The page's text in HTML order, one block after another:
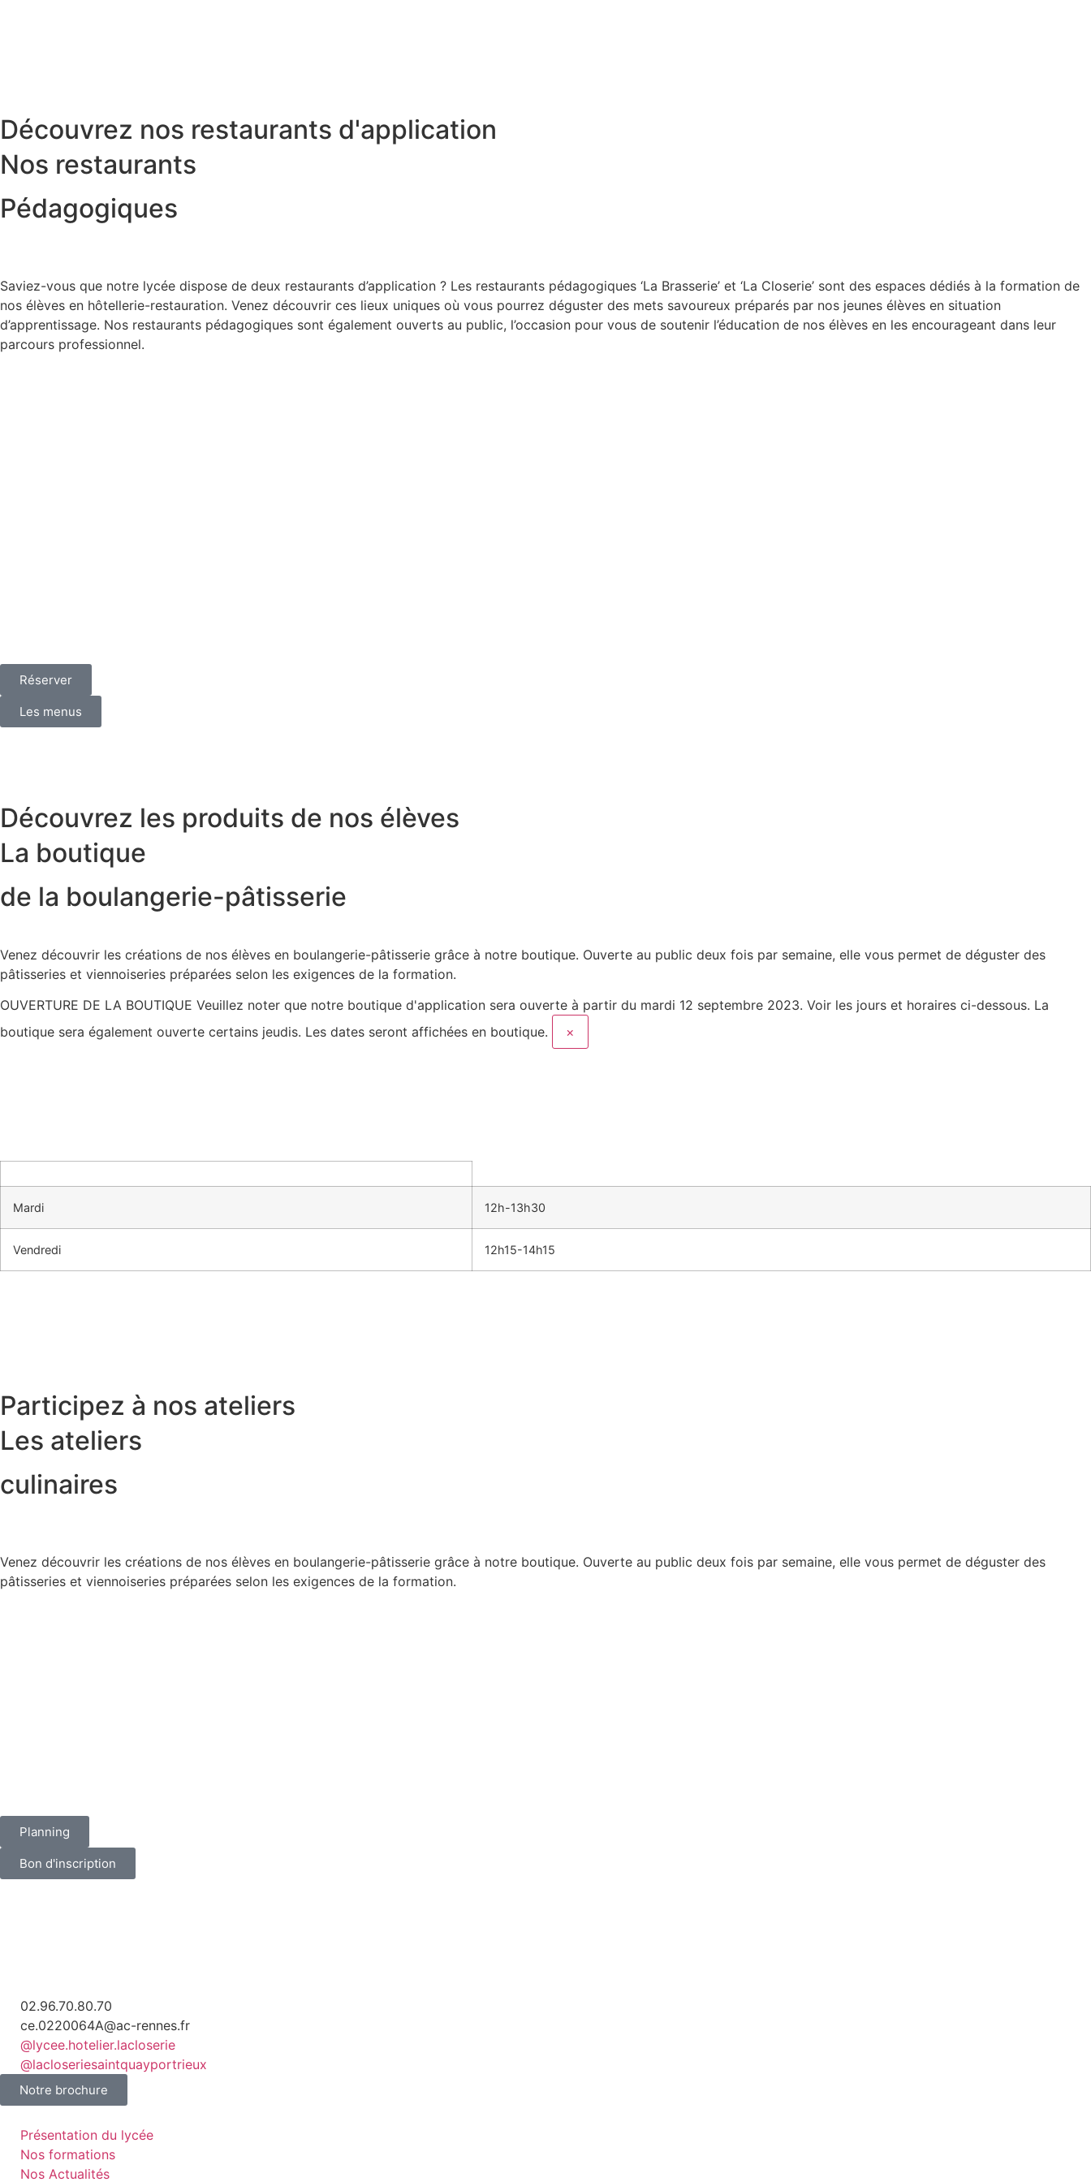
Découvrez nos restaurants d'application
Nos restaurants
Pédagogiques
Saviez-vous que notre lycée dispose de deux restaurants d’application ? Les restaurants pédagogiques ‘La Brasserie’ et ‘La Closerie’ sont des espaces dédiés à la formation de
nos élèves en hôtellerie-restauration. Venez découvrir ces lieux uniques où vous pourrez déguster des mets savoureux préparés par nos jeunes élèves en situation
d’apprentissage. Nos restaurants pédagogiques sont également ouverts au public, l’occasion pour vous de soutenir l’éducation de nos élèves en les encourageant dans leur
parcours professionnel.
Réserver
Les menus
Découvrez les produits de nos élèves
La boutique
de la boulangerie-pâtisserie
Venez découvrir les créations de nos élèves en boulangerie-pâtisserie grâce à notre boutique. Ouverte au public deux fois par semaine, elle vous permet de déguster des
pâtisseries et viennoiseries préparées selon les exigences de la formation.
OUVERTURE DE LA BOUTIQUE Veuillez noter que notre boutique d'application sera ouverte à partir du mardi 12 septembre 2023. Voir les jours et horaires ci-dessous. La
boutique sera également ouverte certains jeudis. Les dates seront affichées en boutique.
×
Mardi 12h-13h30
Vendredi 12h15-14h15
Participez à nos ateliers
Les ateliers
culinaires
Venez découvrir les créations de nos élèves en boulangerie-pâtisserie grâce à notre boutique. Ouverte au public deux fois par semaine, elle vous permet de déguster des
pâtisseries et viennoiseries préparées selon les exigences de la formation.
Planning
Bon d'inscription
02.96.70.80.70
ce.0220064A@ac-rennes.fr
@lycee.hotelier.lacloserie
@lacloseriesaintquayportrieux
Notre brochure
Présentation du lycée
Nos formations
Nos Actualités